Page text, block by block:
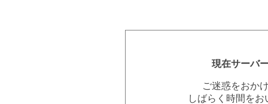
現在サーバ
ご迷惑をおか
しばらく時間を